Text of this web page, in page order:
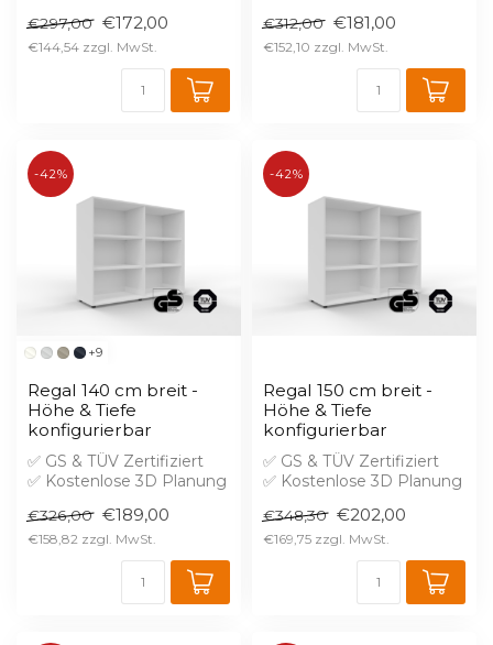
Aufprei...
€297,00 €172,00
€144,54
✅ 2% Skon...
€312,00 €181,00
€152,10
+9
-42%
Regal 140 cm breit -
Höhe & Tiefe
konfigurierbar
✅ GS & TÜV Zertifiziert
✅ Kostenlose 3D Planung
Aufprei...
€326,00 €189,00
€158,82
-42%
Regal 150 cm breit -
Höhe & Tiefe
konfigurierbar
✅ GS & TÜV Zertifiziert
✅ Kostenlose 3D Planung
Aufprei...
€348,30 €202,00
€169,75